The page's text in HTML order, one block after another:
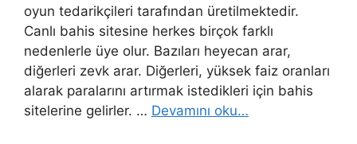
oyun tedarikçileri tarafından üretilmektedir.
Canlı bahis sitesine herkes birçok farklı
nedenlerle üye olur. Bazıları heyecan arar,
diğerleri zevk arar. Diğerleri, yüksek faiz oranları
alarak paralarını artırmak istedikleri için bahis
sitelerine gelirler. … Devamını oku…